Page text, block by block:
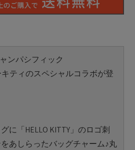
ンパシフィック
キティのスペシャルコラボが登
に「HELLO KITTY」のロゴ刺
あしらったバッグチャーム♪丸